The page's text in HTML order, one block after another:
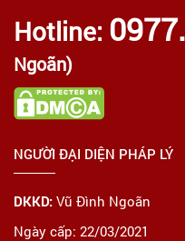
Hotline:
Ngoãn)
NGƯỜI ĐẠI DIỆN PHÁP LÝ
DKKD: Vũ Đình Ngoãn
Ngày cấp: 22/03/2021